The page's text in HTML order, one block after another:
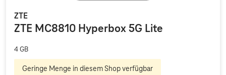
ZTE
ZTE MC8810 Hyperbox 5G Lite
4 GB
Geringe Menge in diesem Shop verfügbar